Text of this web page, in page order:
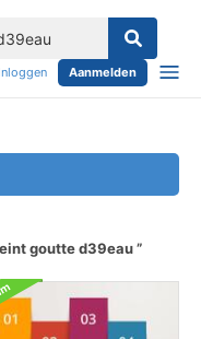
Inloggen Aanmelden
goutte d39eau